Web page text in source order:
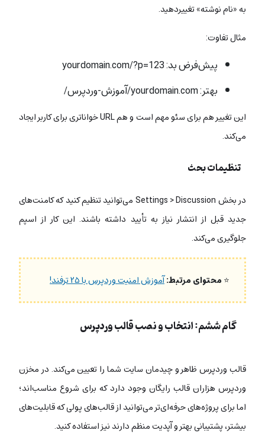
به «نام نوشته» تغییردهید.
مثال تفاوت:
پیش‌فرض بد:yourdomain.com/?p=123
بهتر:yourdomain.com/آموزش-وردپرس/
این تغییر هم برای سئو مهم است و هم URL خواناتری برای کاربر ایجاد
می‌کند.
تنظیمات بحث
در بخش Settings > Discussion می‌توانید تنظیم کنید که کامنت‌های
جدید قبل از انتشار نیاز به تأیید داشته باشند. این کار از اسپم
جلوگیری می‌کند.
⭐محتوای مرتبط:آموزش امنیت وردپرس با ۲۵ ترفند!
گام ششم:انتخاب و نصب قالب وردپرس
قالب وردپرس ظاهر و چیدمان سایت شما را تعیین می‌کند. در مخزن
وردپرس هزاران قالب رایگان وجود دارد که برای شروع مناسب‌اند؛
اما برای پروژه‌های حرفه‌ای‌تر می‌توانید از قالب‌های پولی که قابلیت‌های
بیشتر، پشتیبانی بهتر و آپدیت منظم دارند نیز استفاده کنید.